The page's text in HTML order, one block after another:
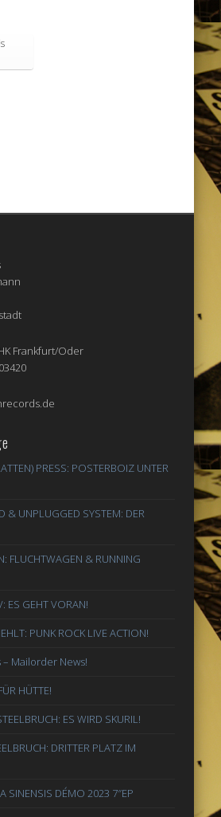
Frankfurt/Oder
PRESS: POSTERBOIZ UNTER
& UNPLUGGED SYSTEM: DER
FLUCHTWAGEN & RUNNING
ES GEHT VORAN!
PUNK ROCK LIVE ACTION!
Mailorder News!
HÜTTE!
ES WIRD SKURIL!
DRITTER PLATZ IM
SINENSIS DÉMO 2023 7″EP